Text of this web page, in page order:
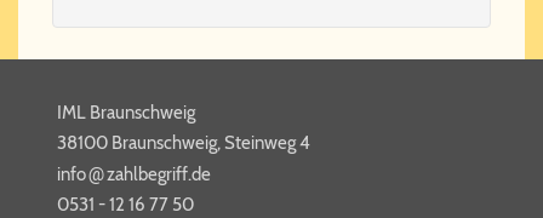
IML Braunschweig
38100 Braunschweig, Steinweg 4
info​@zahl​be​griff​.de
0531 - 12 16 77 50